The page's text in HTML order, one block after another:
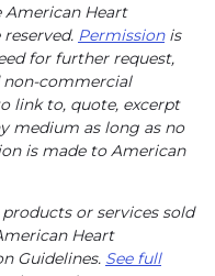
Heart
Permissionis
for further request,
non-commercial
link to, quote, excerpt
medium as long as no
is made to American
or services sold
Heart
Guidelines. See full